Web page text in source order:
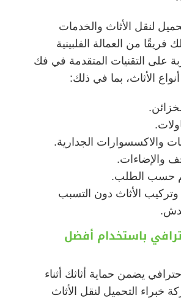
لنقل الأثاث والخدمات
فريقًا من العمالة الفلبينية
على التقنيات المتقدمة في فك
الأثاث، بما في ذلك:
والاكسسوارات الجدارية.
والإضاءات.
حسب الطلب.
الأثاث دون التسبب
باستخدام أفضل
يضمن حماية أثاثك أثناء
خبراء التحميل لنقل الأثاث